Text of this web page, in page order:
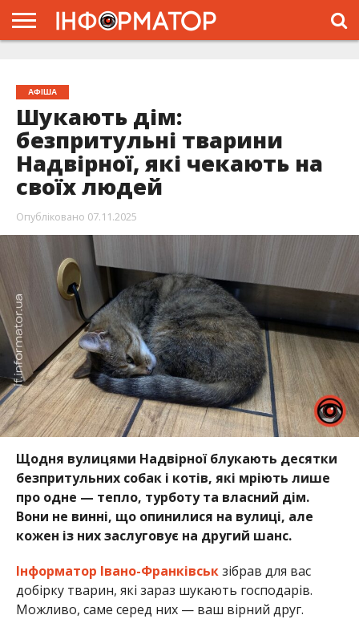
АФІША
Шукають дім:
безпритульні тварини
Надвірної, які чекають на
своїх людей
Опубліковано 07.11.2025
Щодня вулицями Надвірної блукають десятки
безпритульних собак і котів, які мріють лише
про одне — тепло, турботу та власний дім.
Вони не винні, що опинилися на вулиці, але
кожен із них заслуговує на другий шанс.
Інформатор Івано-Франківськзібрав для вас
добірку тварин, які зараз шукають господарів.
Можливо, саме серед них — ваш вірний друг.